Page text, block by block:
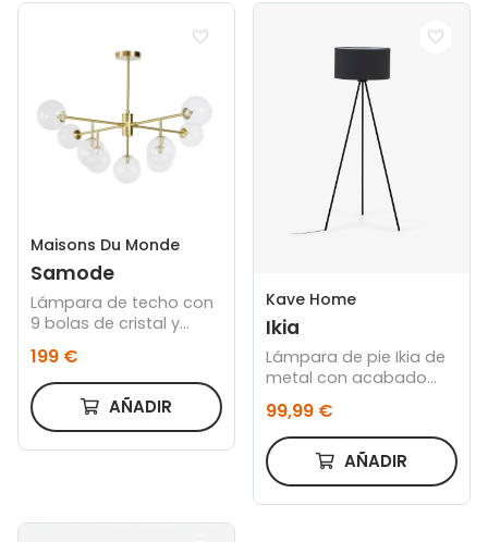
Maisons Du Monde
Samode
Lámpara de techo con
9 bolas de cristal y
metal dorado
199 €
AÑADIR
Kave Home
Ikia
Lámpara de pie Ikia de
metal con acabado
99,99 €
AÑADIR